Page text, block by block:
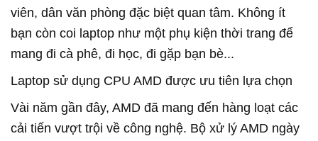
viên, dân văn phòng đặc biệt quan tâm. Không ít
bạn còn coi laptop như một phụ kiện thời trang để
mang đi cà phê, đi học, đi gặp bạn bè...
Laptop sử dụng CPU AMD được ưu tiên lựa chọn
Vài năm gần đây, AMD đã mang đến hàng loạt các
cải tiến vượt trội về công nghệ. Bộ xử lý AMD ngày